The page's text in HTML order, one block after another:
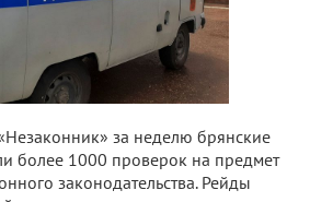
за неделю брянские
более 1000 проверок на предмет
законодательства. Рейды